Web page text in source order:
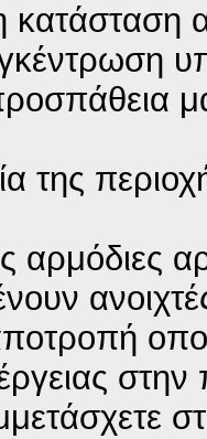
κατάσταση
της
αρμόδιες
στην